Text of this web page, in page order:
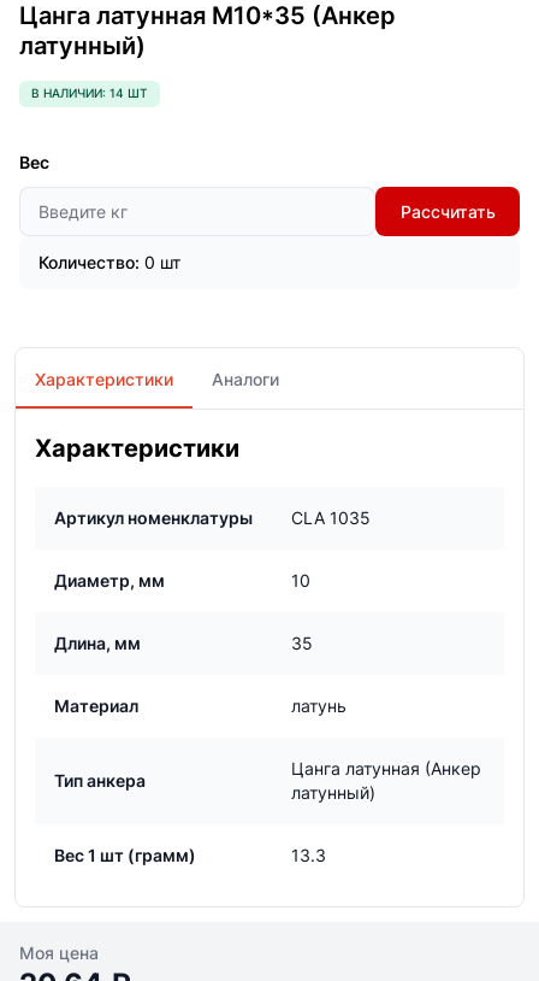
Цанга латунная М10*35 (Анкер
латунный)
В НАЛИЧИИ: 14 ШТ
Вес
Рассчитать
Количество: 0 шт
Характеристики Аналоги
Характеристики
Артикул номенклатуры CLA 1035
Диаметр, мм 10
Длина, мм 35
Материал латунь
Тип анкера
Цанга латунная (Анкер
латунный)
Вес 1 шт (грамм) 13.3
Моя цена